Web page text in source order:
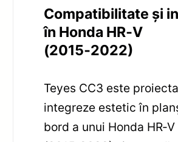
Compatibilitate și
în Honda HR‑V
(2015‑2022)
Teyes CC3 este
integreze estetic în
bord a unui Honda HR‑V